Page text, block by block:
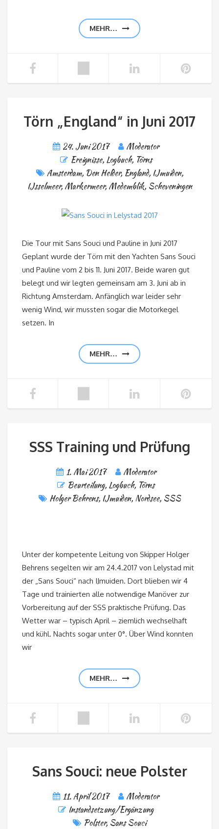
MEHR…
Törn „England“ in Juni 2017
24. Juni 2017
Moderator
Ereignisse, Logbuch, Törns
Amsterdam, Den Helder, England, IJmuiden,
IJsselmeer, Markermeer, Medemblik, Scheveningen
Die Tour mit Sans Souci und Pauline in Juni 2017
Geplant wurde der Törn mit den Yachten Sans Souci
und Pauline vom 2 bis 11. Juni 2017. Beide waren gut
belegt und wir legten gemeinsam am 3. Juni ab in
Richtung Amsterdam. Anfänglich war leider sehr
wenig Wind, wir mussten sogar die Motorkegel
setzen. In
MEHR…
SSS Training und Prüfung
1. Mai 2017
Moderator
Beurteilung, Logbuch, Törns
Holger Behrens, IJmuiden, Nordsee, SSS
Unter der kompetente Leitung von Skipper Holger
Behrens segelten wir am 24.4.2017 von Lelystad mit
der „Sans Souci“ nach IJmuiden. Dort blieben wir 4
Tage und trainierten alle notwendige Manöver zur
Vorbereitung auf der SSS praktische Prüfung. Das
Wetter war – typisch April – ziemlich wechselhaft
und kühl. Nachts sogar unter 0°. Über Wind konnten
wir
MEHR…
Sans Souci: neue Polster
11. April 2017
Moderator
Instandsetzung/Ergänzung
Polster, Sans Souci